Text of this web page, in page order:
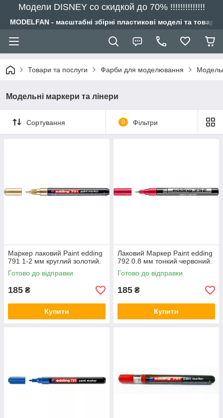
Модели DISNEY со скидкой до 70% !!!!!!!!!!!!!!
MODELFAN - масштабні збірні пластикові моделі та
Товари та послуги Фарби для моделювання
Модельні маркери та лінери
Сортування 0 Фільтри
Маркер лаковий Paint edding
791 1-2 мм круглий золотий.
Готово до відправки
185 ₴
Купити
Лаковий Маркер Paint edding
792 0.8 мм тонкий червоний.
Готово до відправки
185 ₴
Купити